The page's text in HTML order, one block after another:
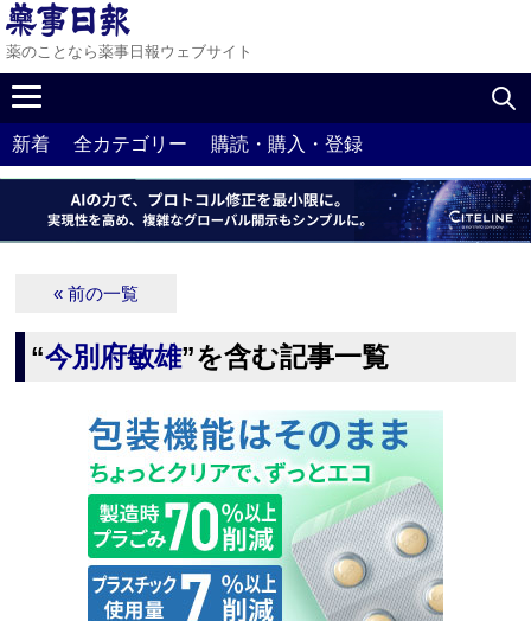
薬のことなら薬事日報ウェブサイト
新着 全カテゴリー 購読・購入・登録
« 前の一覧
“今別府敏雄”を含む記事一覧